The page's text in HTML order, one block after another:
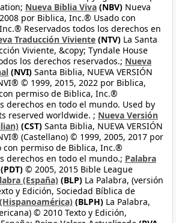
Nueva Biblia Viva (NBV) Nueva
por Biblica, Inc.® Usado con
Reservados todos los derechos en
Traducción Viviente (NTV) La Santa
Viviente, &copy; Tyndale House
los derechos reservados.; Nueva
(NVI) Santa Biblia, NUEVA VERSIÓN
© 1999, 2015, 2022 por Biblica,
permiso de Biblica, Inc.®
derechos en todo el mundo. Used by
reserved worldwide. ; Nueva Versión
(CST) Santa Biblia, NUEVA VERSIÓN
(Castellano) © 1999, 2005, 2017 por
con permiso de Biblica, Inc.®
derechos en todo el mundo.; Palabra
(PDT) © 2005, 2015 Bible League
(España) (BLP) La Palabra, (versión
y Edición, Sociedad Bíblica de
(BLPH) La Palabra,
© 2010 Texto y Edición,